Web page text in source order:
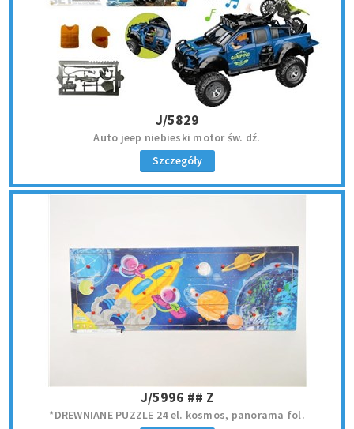
J/5829
Auto jeep niebieski motor św. dź.
Szczegóły
J/5996 ## Z
*DREWNIANE PUZZLE 24 el. kosmos, panorama fol.